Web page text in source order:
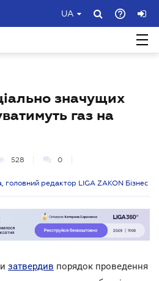
UA
значущих
газ на
528 0
редактор LIGA ZAKON Бізнес
затвердив порядок проведення